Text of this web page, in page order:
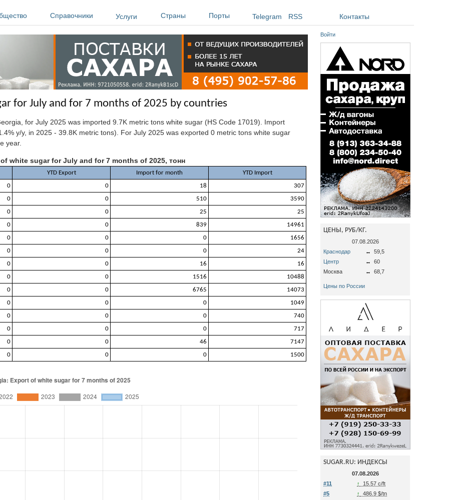
Справочники Услуги Страны Порты Telegram RSS Контакты
for July and for 7 months of 2025 by countries
for July 2025 was imported 9.7K metric tons white sugar (HS Code 17019). Import
y/y, in 2025 - 39.8K metric tons). For July 2025 was exported 0 metric tons white sugar
year.
white sugar for July and for 7 months of 2025, тонн
YTD Export Import for month
YTD Import
0 0 18
307
0 0 510
3590
0 0 25
25
0 0 839
14961
0 0 0
1656
0 0 0
24
0 0 16
16
0 0 1516
10488
0 0 6765
14073
0 0 0
1049
0 0 0
740
0 0 0
717
0 0 46
7147
0 0 0 1500
Войти
ЦЕНЫ, РУБ/КГ.
07.08.2026
Краснодар
↔
59,5
Центр
↔
60
Москва
↔ 68,7
Цены по России
SUGAR.RU: ИНДЕКСЫ
07.08.2026
#11
↑
15.57 c/ft
#5
↑
486.9 $/tn